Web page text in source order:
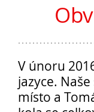
V únoru
jazyce.
místo a